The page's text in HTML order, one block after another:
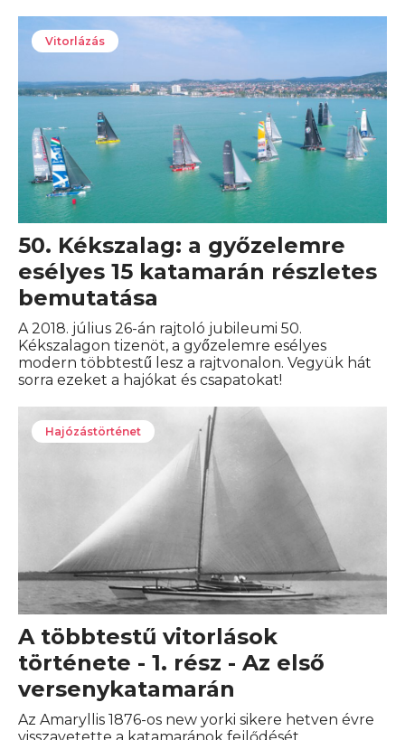
Vitorlázás
50. Kékszalag: a győzelemre
esélyes 15 katamarán részletes
bemutatása
A 2018. július 26-án rajtoló jubileumi 50.
Kékszalagon tizenöt, a győzelemre esélyes
modern többtestű lesz a rajtvonalon. Vegyük hát
sorra ezeket a hajókat és csapatokat!
Hajózástörténet
A többtestű vitorlások
története - 1. rész - Az első
versenykatamarán
Az Amaryllis 1876-os new yorki sikere hetven évre
visszavetette a katamaránok fejlődését